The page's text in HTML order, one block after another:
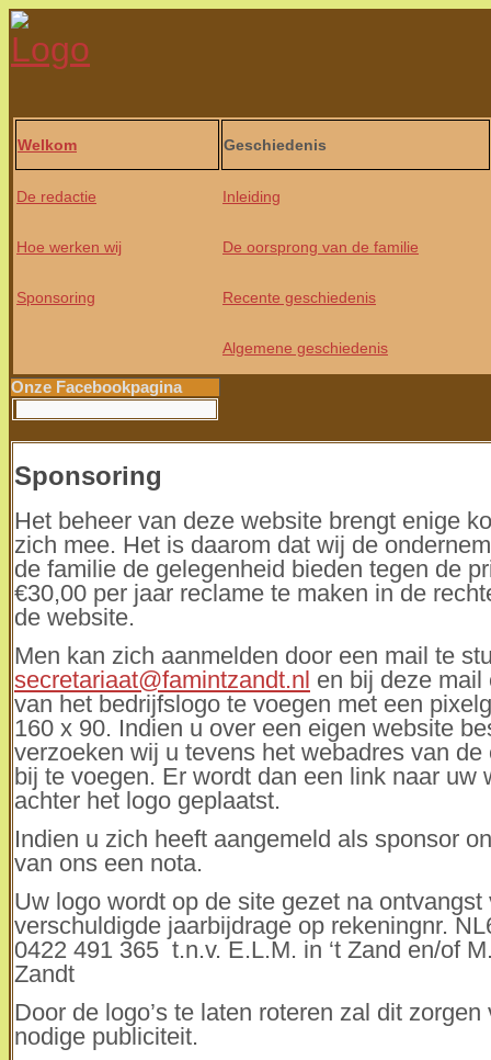
Welkom Geschiedenis
De redactie Inleiding
Hoe werken wij De oorsprong van de familie
Sponsoring Recente geschiedenis
Algemene geschiedenis
Onze Facebookpagina
Sponsoring
Het beheer van deze website brengt enige
zich mee. Het is daarom dat wij de
de familie de gelegenheid bieden tegen de
€30,00 per jaar reclame te maken in de
de website.
Men kan zich aanmelden door een mail te
secretariaat@famintzandt.nl en bij deze mail
van het bedrijfslogo te voegen met een
160 x 90. Indien u over een eigen website be
verzoeken wij u tevens het webadres van de
bij te voegen. Er wordt dan een link naar uw
achter het logo geplaatst.
Indien u zich heeft aangemeld als sponsor
van ons een nota.
Uw logo wordt op de site gezet na ontvangst
verschuldigde jaarbijdrage op rekeningnr.
0422 491 365 t.n.v. E.L.M. in ‘t Zand en/of
Zandt
Door de logo’s te laten roteren zal dit zorgen
nodige publiciteit.